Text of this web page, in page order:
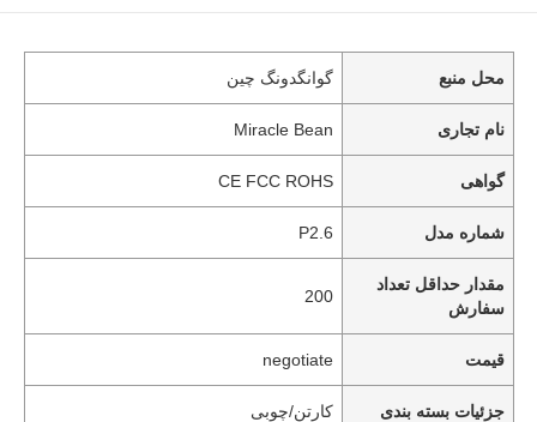
محل منبع گوانگدونگ چین
نام تجاری Miracle Bean
گواهی CE FCC ROHS
شماره مدل P2.6
مقدار حداقل تعداد
سفارش
200
قیمت negotiate
جزئیات بسته بندی کارتن/چوبی